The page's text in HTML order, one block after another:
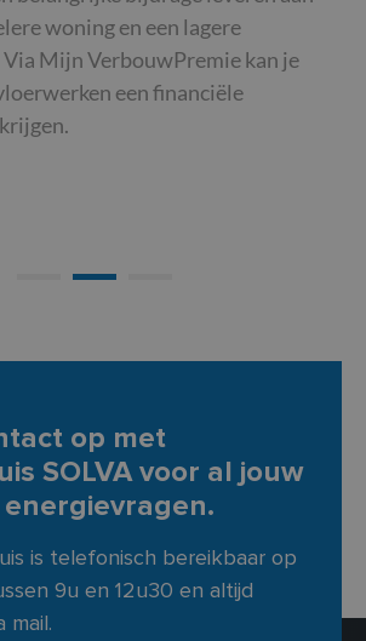
woning en een lagere
Mijn VerbouwPremie kan je
een financiële
op met
SOLVA voor al jouw
is telefonisch bereikbaar op
9u en 12u30 en altijd
mail.